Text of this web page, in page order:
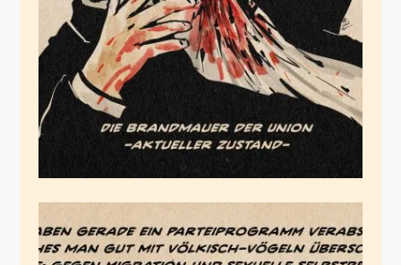
Juli 20, 2025